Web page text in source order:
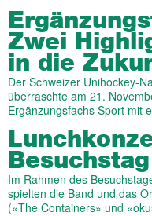
Zwei
in die
Der Schweizer Unihockey-
überraschte am 21.
Ergänzungsfachs Sport mit
Im Rahmen des
spielten die Band und das
(«The Containers» und